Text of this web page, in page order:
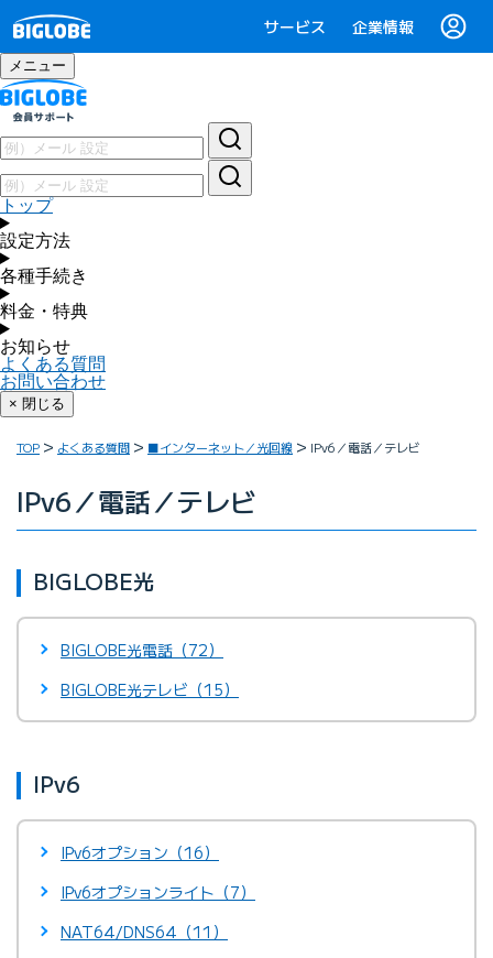
サービス 企業情報
メニュー
トップ
設定方法
各種手続き
料金・特典
お知らせ
よくある質問
お問い合わせ
× 閉じる
TOP よくある質問 ■インターネット／光回線 IPv6／電話／テレビ
IPv6／電話／テレビ
BIGLOBE光
BIGLOBE光電話（72）
BIGLOBE光テレビ（15）
IPv6
IPv6オプション（16）
IPv6オプションライト（7）
NAT64/DNS64（11）